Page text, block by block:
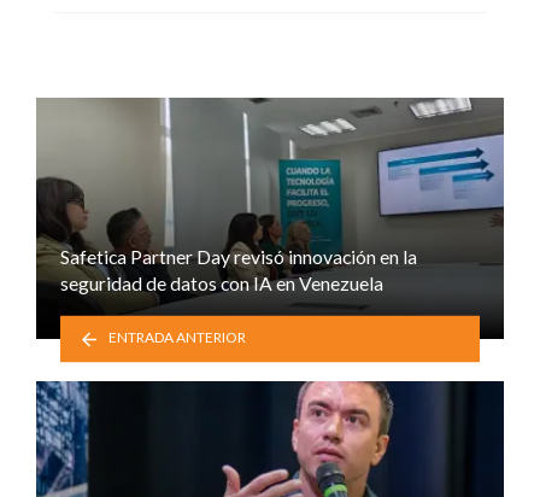
Safetica Partner Day revisó innovación en la
seguridad de datos con IA en Venezuela
ENTRADA ANTERIOR